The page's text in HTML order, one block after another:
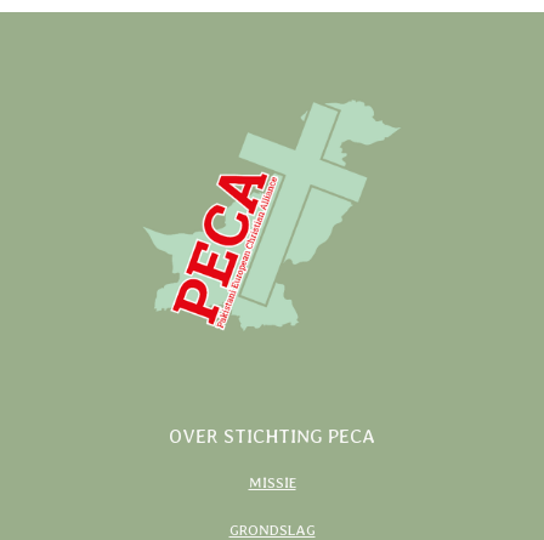
OVER STICHTING PECA
MISSIE
GRONDSLAG